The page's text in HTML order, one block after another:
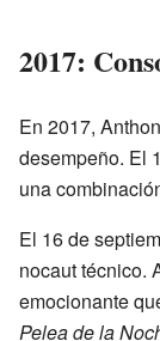
2017:
En 2017,
desempeño. El
una
El 16 de
nocaut técnico.
emocionante
Pelea de la